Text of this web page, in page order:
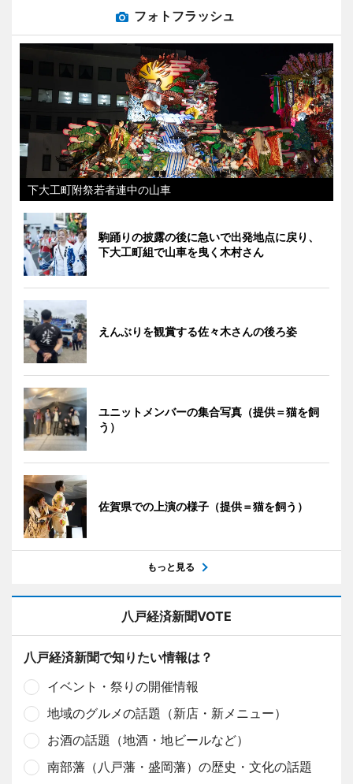
フォトフラッシュ
下大工町附祭若者連中の山車
駒踊りの披露の後に急いで出発地点に戻り、
下大工町組で山車を曳く木村さん
えんぶりを観賞する佐々木さんの後ろ姿
ユニットメンバーの集合写真（提供＝猫を飼
う）
佐賀県での上演の様子（提供＝猫を飼う）
もっと見る
八戸経済新聞VOTE
八戸経済新聞で知りたい情報は？
イベント・祭りの開催情報
地域のグルメの話題（新店・新メニュー）
お酒の話題（地酒・地ビールなど）
南部藩（八戸藩・盛岡藩）の歴史・文化の話題